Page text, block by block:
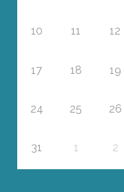
10 11 12
17 18 19
24 25 26
31 1 2